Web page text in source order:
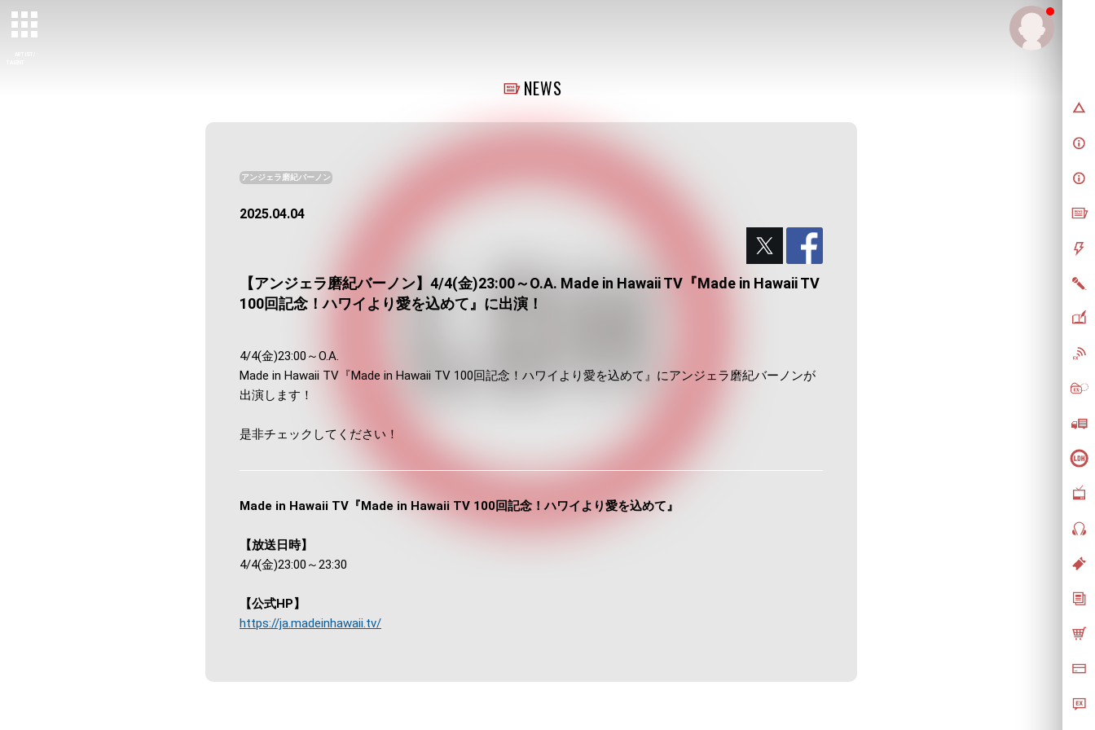
NEWS
アンジェラ磨紀バーノン
2025.04.04
【アンジェラ磨紀バーノン】4/4(金)23:00～O.A. Made in Hawaii TV『Made in Hawaii TV
100回記念！ハワイより愛を込めて』に出演！
4/4(金)23:00～O.A.
Made in Hawaii TV『Made in Hawaii TV 100回記念！ハワイより愛を込めて』にアンジェラ磨紀バーノンが
出演します！
是非チェックしてください！
Made in Hawaii TV『Made in Hawaii TV 100回記念！ハワイより愛を込めて』
【放送日時】
4/4(金)23:00～23:30
【公式HP】
https://ja.madeinhawaii.tv/